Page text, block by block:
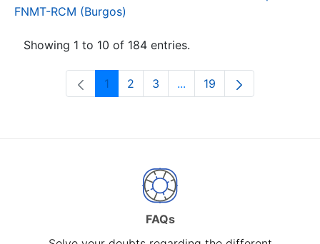
FNMT-RCM (Burgos)
Showing 1 to 10 of 184 entries.
Page
1 Page
2 Page
3 ...Intermediate Pages Use
Page
19
FAQs